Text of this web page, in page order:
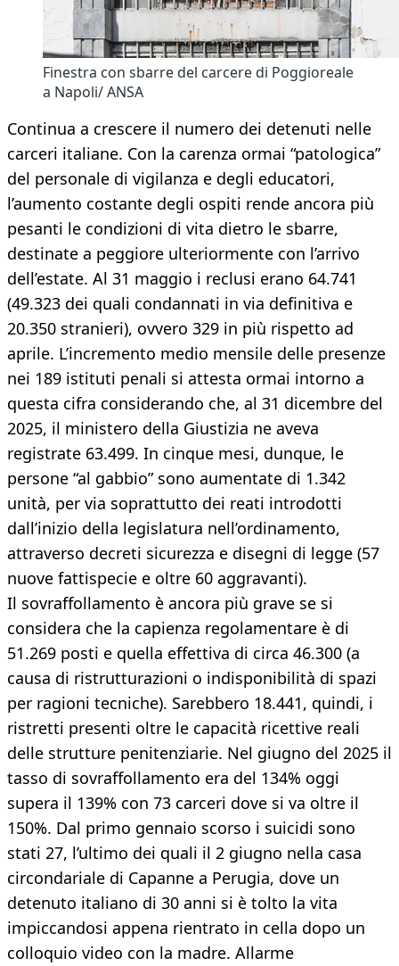
Finestra con sbarre del carcere di Poggioreale
a Napoli/ ANSA
Continua a crescere il numero dei detenuti nelle
carceri italiane. Con la carenza ormai “patologica”
del personale di vigilanza e degli educatori,
l’aumento costante degli ospiti rende ancora più
pesanti le condizioni di vita dietro le sbarre,
destinate a peggiore ulteriormente con l’arrivo
dell’estate. Al 31 maggio i reclusi erano 64.741
(49.323 dei quali condannati in via definitiva e
20.350 stranieri), ovvero 329 in più rispetto ad
aprile. L’incremento medio mensile delle presenze
nei 189 istituti penali si attesta ormai intorno a
questa cifra considerando che, al 31 dicembre del
2025, il ministero della Giustizia ne aveva
registrate 63.499. In cinque mesi, dunque, le
persone “al gabbio” sono aumentate di 1.342
unità, per via soprattutto dei reati introdotti
dall’inizio della legislatura nell’ordinamento,
attraverso decreti sicurezza e disegni di legge (57
nuove fattispecie e oltre 60 aggravanti).
Il sovraffollamento è ancora più grave se si
considera che la capienza regolamentare è di
51.269 posti e quella effettiva di circa 46.300 (a
causa di ristrutturazioni o indisponibilità di spazi
per ragioni tecniche). Sarebbero 18.441, quindi, i
ristretti presenti oltre le capacità ricettive reali
delle strutture penitenziarie. Nel giugno del 2025 il
tasso di sovraffollamento era del 134% oggi
supera il 139% con 73 carceri dove si va oltre il
150%. Dal primo gennaio scorso i suicidi sono
stati 27, l’ultimo dei quali il 2 giugno nella casa
circondariale di Capanne a Perugia, dove un
detenuto italiano di 30 anni si è tolto la vita
impiccandosi appena rientrato in cella dopo un
colloquio video con la madre. Allarme